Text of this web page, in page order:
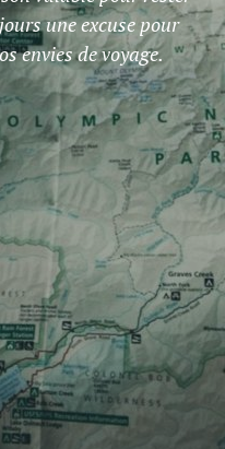
une excuse pour
envies de voyage.